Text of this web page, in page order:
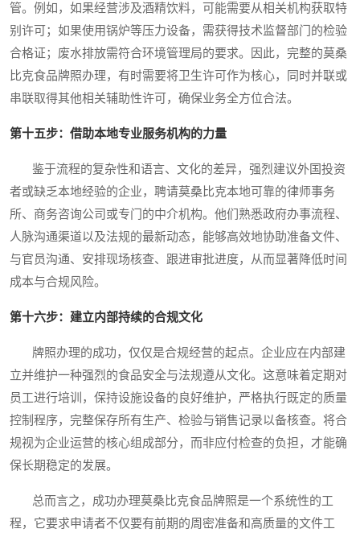
管。例如，如果经营涉及酒精饮料，可能需要从相关机构获取特
别许可；如果使用锅炉等压力设备，需获得技术监督部门的检验
合格证；废水排放需符合环境管理局的要求。因此，完整的莫桑
比克食品牌照办理，有时需要将卫生许可作为核心，同时并联或
串联取得其他相关辅助性许可，确保业务全方位合法。
第十五步：借助本地专业服务机构的力量
鉴于流程的复杂性和语言、文化的差异，强烈建议外国投资
者或缺乏本地经验的企业，聘请莫桑比克本地可靠的律师事务
所、商务咨询公司或专门的中介机构。他们熟悉政府办事流程、
人脉沟通渠道以及法规的最新动态，能够高效地协助准备文件、
与官员沟通、安排现场核查、跟进审批进度，从而显著降低时间
成本与合规风险。
第十六步：建立内部持续的合规文化
牌照办理的成功，仅仅是合规经营的起点。企业应在内部建
立并维护一种强烈的食品安全与法规遵从文化。这意味着定期对
员工进行培训，保持设施设备的良好维护，严格执行既定的质量
控制程序，完整保存所有生产、检验与销售记录以备核查。将合
规视为企业运营的核心组成部分，而非应付检查的负担，才能确
保长期稳定的发展。
总而言之，成功办理莫桑比克食品牌照是一个系统性的工
程，它要求申请者不仅要有前期的周密准备和高质量的文件工